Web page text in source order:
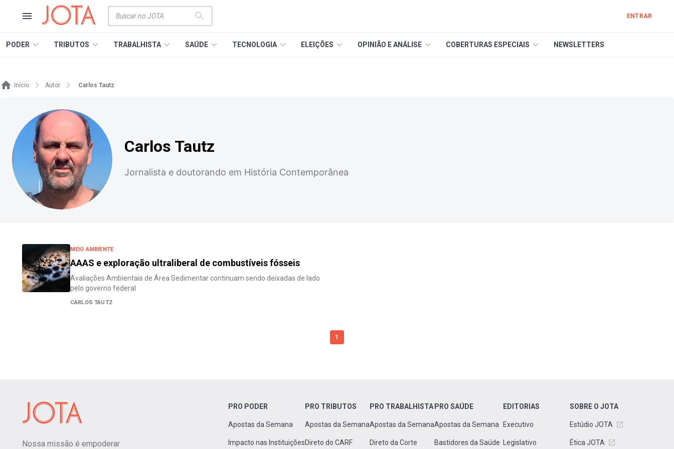
ENTRAR
PODER TRIBUTOS TRABALHISTA SAÚDE TECNOLOGIA ELEIÇÕES OPINIÃO E ANÁLISE COBERTURAS ESPECIAIS NEWSLETTERS
Início Autor Carlos Tautz
Carlos Tautz
Jornalista e doutorando em História Contemporânea
MEIO AMBIENTE
AAAS e exploração ultraliberal de combustíveis fósseis
Avaliações Ambientais de Área Sedimentar continuam sendo deixadas de lado
pelo governo federal
CARLOS TAUTZ
1
Nossa missão é empoderar
PRO PODER
Apostas da Semana
Impacto nas Instituições
PRO TRIBUTOS
Apostas da Semana
Direto do CARF
PRO TRABALHISTA
Apostas da Semana
Direto da Corte
PRO SAÚDE
Apostas da Semana
Bastidores da Saúde
EDITORIAS
Executivo
Legislativo
SOBRE O JOTA
Estúdio JOTA
Ética JOTA